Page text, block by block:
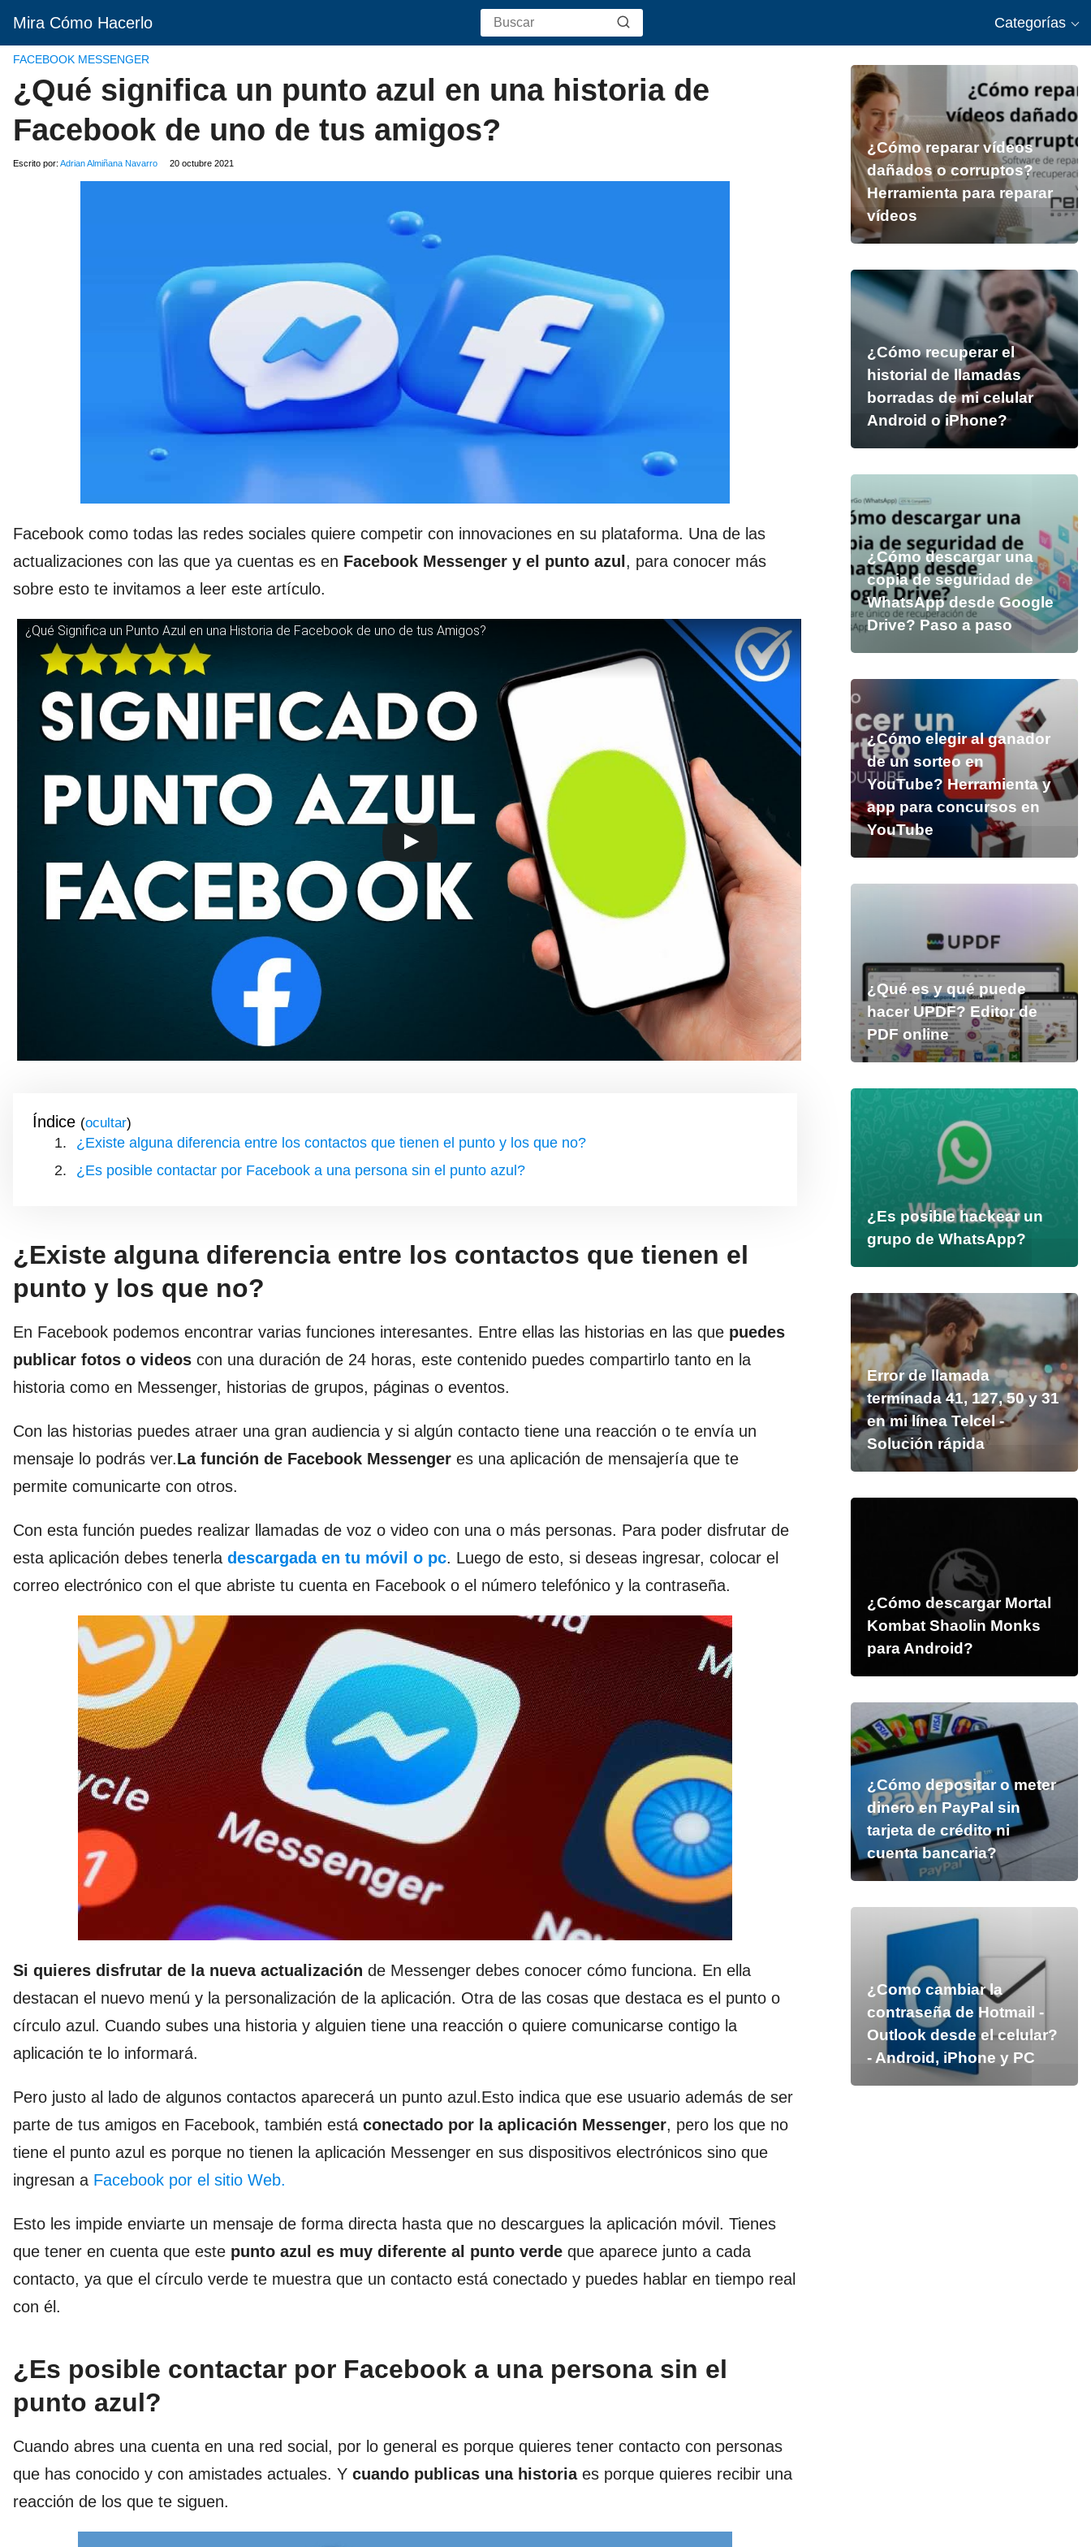
Mira Cómo Hacerlo Categorías
FACEBOOK MESSENGER
¿Qué significa un punto azul en una historia de
Facebook de uno de tus amigos?
Escrito por: Adrian Almiñana Navarro 20 octubre 2021
Facebook como todas las redes sociales quiere competir con innovaciones en su plataforma. Una de las
actualizaciones con las que ya cuentas es en Facebook Messenger y el punto azul , para conocer más
sobre esto te invitamos a leer este artículo.
¿Qué Significa un Punto Azul en una Historia de Facebook de uno de tus Amigos?
Índice ( )
¿Existe alguna diferencia entre los contactos que tienen el punto y los que no?
¿Es posible contactar por Facebook a una persona sin el punto azul?
¿Existe alguna diferencia entre los contactos que tienen el
punto y los que no?
En Facebook podemos encontrar varias funciones interesantes. Entre ellas las historias en las que puedes
publicar fotos o videos con una duración de 24 horas, este contenido puedes compartirlo tanto en la
historia como en Messenger, historias de grupos, páginas o eventos.
Con las historias puedes atraer una gran audiencia y si algún contacto tiene una reacción o te envía un
mensaje lo podrás ver.La función de Facebook Messenger es una aplicación de mensajería que te
permite comunicarte con otros.
Con esta función puedes realizar llamadas de voz o video con una o más personas. Para poder disfrutar de
esta aplicación debes tenerla descargada en tu móvil o pc. Luego de esto, si deseas ingresar, colocar el
correo electrónico con el que abriste tu cuenta en Facebook o el número telefónico y la contraseña.
Si quieres disfrutar de la nueva actualización de Messenger debes conocer cómo funciona. En ella
destacan el nuevo menú y la personalización de la aplicación. Otra de las cosas que destaca es el punto o
círculo azul. Cuando subes una historia y alguien tiene una reacción o quiere comunicarse contigo la
aplicación te lo informará.
Pero justo al lado de algunos contactos aparecerá un punto azul.Esto indica que ese usuario además de ser
parte de tus amigos en Facebook, también está conectado por la aplicación Messenger, pero los que no
tiene el punto azul es porque no tienen la aplicación Messenger en sus dispositivos electrónicos sino que
ingresan a Facebook por el sitio Web.
Esto les impide enviarte un mensaje de forma directa hasta que no descargues la aplicación móvil. Tienes
que tener en cuenta que este punto azul es muy diferente al punto verde que aparece junto a cada
contacto, ya que el círculo verde te muestra que un contacto está conectado y puedes hablar en tiempo real
con él.
¿Es posible contactar por Facebook a una persona sin el
punto azul?
Cuando abres una cuenta en una red social, por lo general es porque quieres tener contacto con personas
que has conocido y con amistades actuales. Y cuando publicas una historiaes porque quieres recibir una
reacción de los que te siguen.
¿Cómo reparar vídeos
dañados o corruptos?
Herramienta para reparar
vídeos
¿Cómo recuperar el
historial de llamadas
borradas de mi celular
Android o iPhone?
¿Cómo descargar una
copia de seguridad de
WhatsApp desde Google
Drive? Paso a paso
¿Cómo elegir al ganador
de un sorteo en
YouTube? Herramienta y
app para concursos en
YouTube
¿Qué es y qué puede
hacer UPDF? Editor de
PDF online
¿Es posible hackear un
grupo de WhatsApp?
Error de llamada
terminada 41, 127, 50 y 31
en mi línea Telcel -
Solución rápida
¿Cómo descargar Mortal
Kombat Shaolin Monks
para Android?
¿Cómo depositar o meter
dinero en PayPal sin
tarjeta de crédito ni
cuenta bancaria?
¿Como cambiar la
contraseña de Hotmail -
Outlook desde el celular?
- Android, iPhone y PC